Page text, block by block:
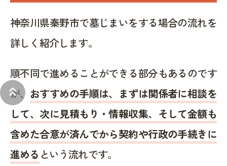
keyboard_double_arrow_up
神奈川県秦野市で墓じまいをする場合の流れを
詳しく紹介します。
順不同で進めることができる部分もあるのです
が、 おすすめの手順は、まずは関係者に相談を
して、次に見積もり・情報収集、そして金額も
含めた合意が済んでから契約や行政の手続きに
進める という流れです。